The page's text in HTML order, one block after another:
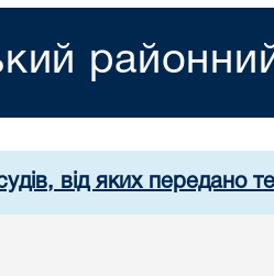
від яких передано